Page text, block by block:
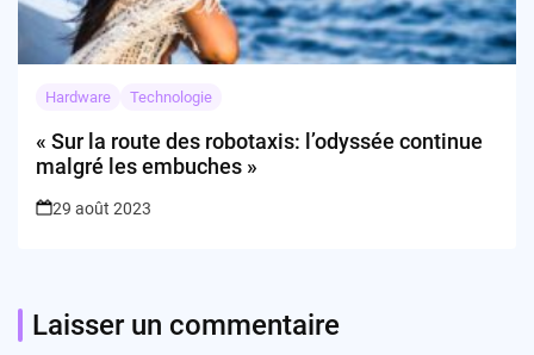
Hardware Technologie
« Sur la route des robotaxis: l’odyssée continue
malgré les embuches »
29 août 2023
Laisser un commentaire